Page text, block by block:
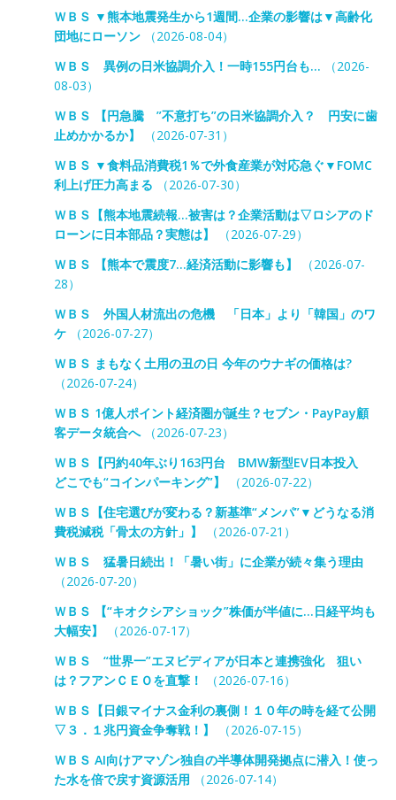
ＷＢＳ ▼熊本地震発生から1週間…企業の影響は▼高齢化
団地にローソン（2026-08-04）
ＷＢＳ 異例の日米協調介入！一時155円台も… （2026-
08-03）
ＷＢＳ 【円急騰 ”不意打ち”の日米協調介入？ 円安に歯
止めかかるか】
（2026-07-31）
ＷＢＳ ▼食料品消費税1％で外食産業が対応急ぐ▼FOMC
利上げ圧力高まる （2026-07-30）
ＷＢＳ【熊本地震続報…被害は？企業活動は▽ロシアのド
ローンに日本部品？実態は】
（2026-07-29）
ＷＢＳ 【熊本で震度7…経済活動に影響も】
（2026-07-
28）
ＷＢＳ 外国人材流出の危機 「日本」より「韓国」のワ
ケ（2026-07-27）
ＷＢＳ まもなく土用の丑の日 今年のウナギの価格は?
（2026-07-24）
ＷＢＳ 1億人ポイント経済圏が誕生？セブン・PayPay顧
客データ統合へ（2026-07-23）
ＷＢＳ【円約40年ぶり163円台 BMW新型EV日本投入
どこでも“コインパーキング”】
（2026-07-22）
ＷＢＳ【住宅選びが変わる？新基準“メンパ”▼どうなる消
費税減税「骨太の方針」】
（2026-07-21）
ＷＢＳ 猛暑日続出！「暑い街」に企業が続々集う理由
（2026-07-20）
ＷＢＳ 【“キオクシアショック”株価が半値に…日経平均も
大幅安】
（2026-07-17）
ＷＢＳ “世界一”エヌビディアが日本と連携強化 狙い
は？フアンＣＥＯを直撃！
（2026-07-16）
ＷＢＳ【日銀マイナス金利の裏側！１０年の時を経て公開
▽３．１兆円資金争奪戦！】
（2026-07-15）
ＷＢＳ AI向けアマゾン独自の半導体開発拠点に潜入！使っ
た水を倍で戻す資源活用 （2026-07-14）